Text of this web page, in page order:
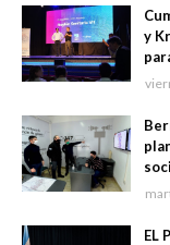
y
EL